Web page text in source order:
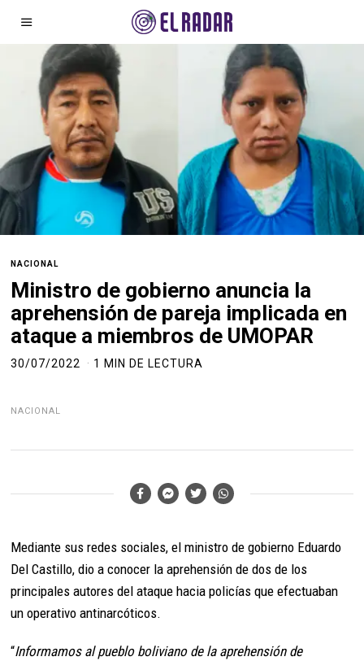
NACIONAL
Ministro de gobierno anuncia la
aprehensión de pareja implicada en
ataque a miembros de UMOPAR
30/07/2022 1 MIN DE LECTURA
NACIONAL
Mediante sus redes sociales, el ministro de gobierno Eduardo
Del Castillo, dio a conocer la aprehensión de dos de los
principales autores del ataque hacia policías que efectuaban
un operativo antinarcóticos.
“Informamos al pueblo boliviano de la aprehensión de